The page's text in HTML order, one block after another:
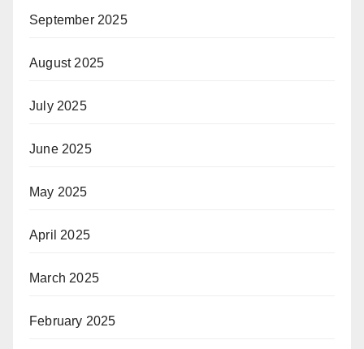
September 2025
August 2025
July 2025
June 2025
May 2025
April 2025
March 2025
February 2025